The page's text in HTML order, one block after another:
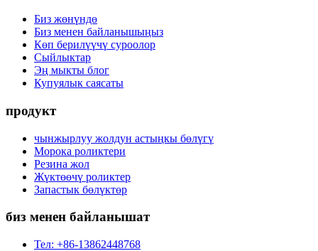
Биз жөнүндө
Биз менен байланышыңыз
Көп берилүүчү суроолор
Сыйлыктар
Эң мыкты блог
Купуялык саясаты
продукт
чынжырлуу жолдун астыңкы бөлүгү
Морока роликтери
Резина жол
Жүктөөчү роликтер
Запастык бөлүктөр
биз менен байланышат
Тел: +86-13862448768